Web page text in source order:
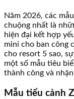
Năm 2026, các mẫu
chuộng nhất là
hiện đại kết hợp
mini cho ban công
cho resort 5 sao,
một số mẫu tiêu
thành công và
Mẫu tiểu cảnh